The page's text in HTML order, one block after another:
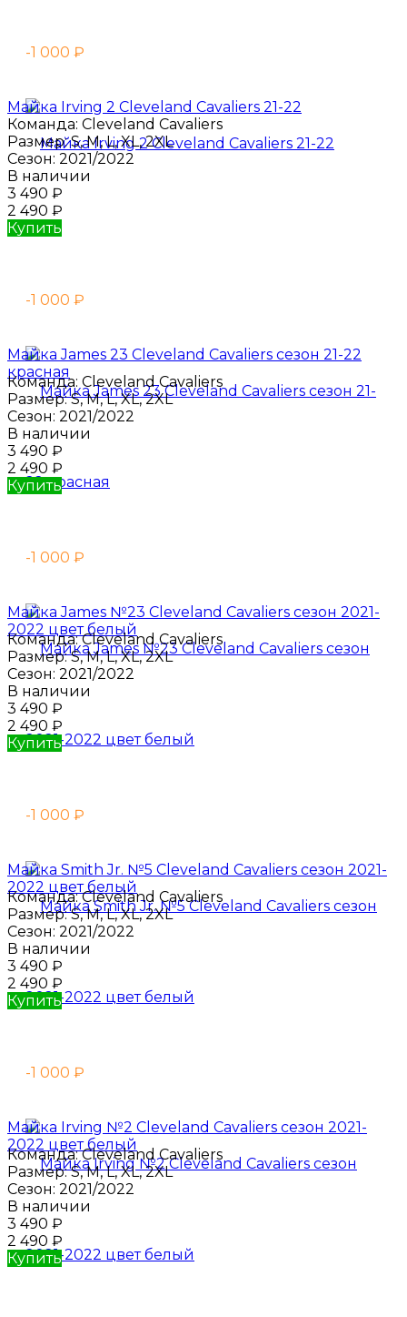
-1 000 ₽
Майка Irving 2 Cleveland Cavaliers 21-22
Команда: Cleveland Cavaliers
Размер:S, M, L, XL, 2XL
Сезон: 2021/2022
В наличии
3 490 ₽
2 490 ₽
Купить
-1 000 ₽
Майка James 23 Cleveland Cavaliers сезон 21-22
красная
Команда: Cleveland Cavaliers
Размер:S, M, L, XL, 2XL
Сезон: 2021/2022
В наличии
3 490 ₽
2 490 ₽
Купить
-1 000 ₽
Майка James №23 Cleveland Cavaliers сезон 2021-
2022 цвет белый
Команда:Cleveland Cavaliers
Размер:S, M, L, XL, 2XL
Сезон: 2021/2022
В наличии
3 490 ₽
2 490 ₽
Купить
-1 000 ₽
Майка Smith Jr. №5 Cleveland Cavaliers сезон 2021-
2022 цвет белый
Команда:Cleveland Cavaliers
Размер:S, M, L, XL, 2XL
Сезон: 2021/2022
В наличии
3 490 ₽
2 490 ₽
Купить
-1 000 ₽
Майка Irving №2 Cleveland Cavaliers сезон 2021-
2022 цвет белый
Команда:Cleveland Cavaliers
Размер:S, M, L, XL, 2XL
Сезон: 2021/2022
В наличии
3 490 ₽
2 490 ₽
Купить